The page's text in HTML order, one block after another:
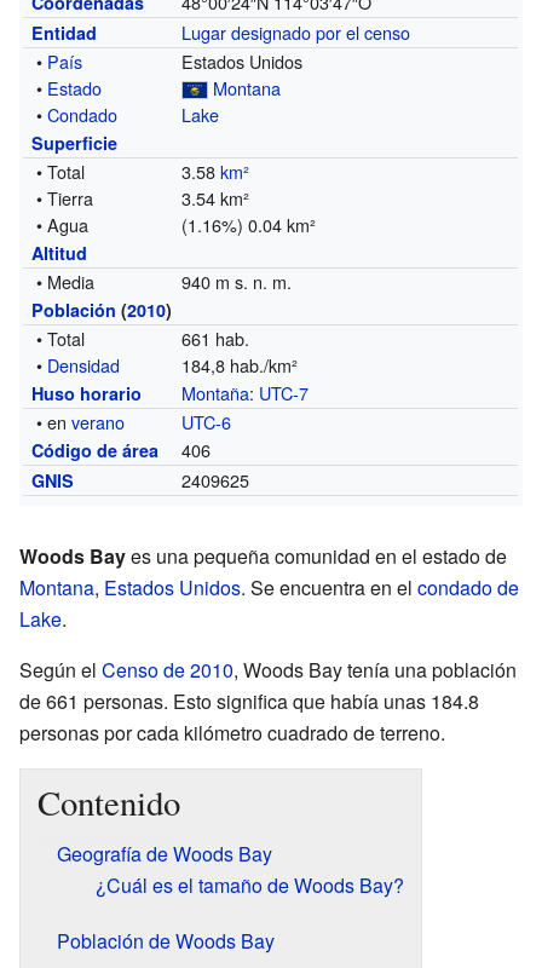
Entidad
Lugar designado por el censo
• País
Estados Unidos
• Estado
Montana
•Condado Lake
Superficie
• Total 3.58km²
• Tierra
3.54 km²
• Agua
(1.16%) 0.04 km²
Altitud
• Media 940 m s. n. m.
Población (2010)
• Total
661 hab.
• Densidad 184,8 hab./km²
Huso horario Montaña: UTC-7
• enverano UTC-6
Código de área 406
GNIS 2409625
Woods Bayes una pequeña comunidad en el estado de
Montana, Estados Unidos. Se encuentra en el condado de
Lake.
Según el Censo de 2010, Woods Bay tenía una población
de 661 personas. Esto significa que había unas 184.8
personas por cada kilómetro cuadrado de terreno.
Contenido
Geografía de Woods Bay
¿Cuál es el tamaño de Woods Bay?
Población de Woods Bay